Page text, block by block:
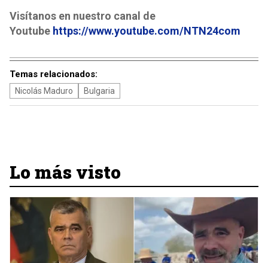
Visítanos en nuestro canal de
Youtube https://www.youtube.com/NTN24com
Temas relacionados:
Nicolás Maduro Bulgaria
Lo más visto